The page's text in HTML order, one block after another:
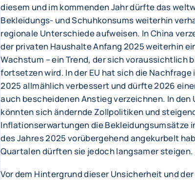
diesem und im kommenden Jahr dürfte das
Bekleidungs- und Schuhkonsums weiterhin
regionale Unterschiede aufweisen. In China
der privaten Haushalte Anfang 2025 weiterhin
Wachstum – ein Trend, der sich voraussichtlich
fortsetzen wird. In der EU hat sich die Nachfrage
2025 allmählich verbessert und dürfte 2026
auch bescheidenen Anstieg verzeichnen. In den
könnten sich ändernde Zollpolitiken und
Inflationserwartungen die Bekleidungsumsätze
des Jahres 2025 vorübergehend angekurbelt
Quartalen dürften sie jedoch langsamer steigen.
Vor dem Hintergrund dieser Unsicherheit und